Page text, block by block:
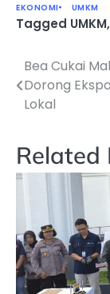
EKONOMI UMKM
Tagged UMKM,
Navigasi
pos
Bea Cukai
Dorong
Lokal
Related